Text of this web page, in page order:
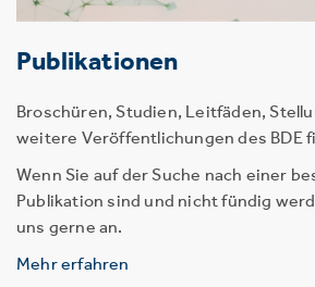
Publikationen
Broschüren, Studien, Leitfäden,
weitere Veröffentlichungen des BDE
Wenn Sie auf der Suche nach einer
Publikation sind und nicht fündig
uns gerne an.
Mehr erfahren